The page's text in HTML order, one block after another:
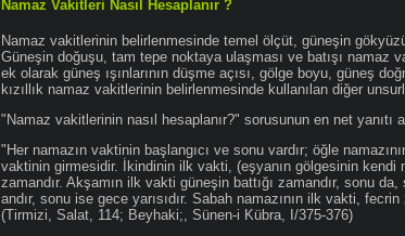
Namaz Vakitleri Nasıl Hesaplanır ?
Namaz vakitlerinin belirlenmesinde temel ölçüt, güneşin
Güneşin doğuşu, tam tepe noktaya ulaşması ve batışı namaz
ek olarak güneş ışınlarının düşme açısı, gölge boyu, güneş
kızıllık namaz vakitlerinin belirlenmesinde kullanılan diğer
"Namaz vakitlerinin nasıl hesaplanır?" sorusunun en net yanıtı
"Her namazın vaktinin başlangıcı ve sonu vardır; öğle
vaktinin girmesidir. İkindinin ilk vakti, (eşyanın gölgesinin kendi
zamandır. Akşamın ilk vakti güneşin battığı zamandır, sonu
andır, sonu ise gece yarısıdır. Sabah namazının ilk vakti,
(Tirmizi, Salat, 114; Beyhaki;, Sünen-i Kübra, I/375-376)